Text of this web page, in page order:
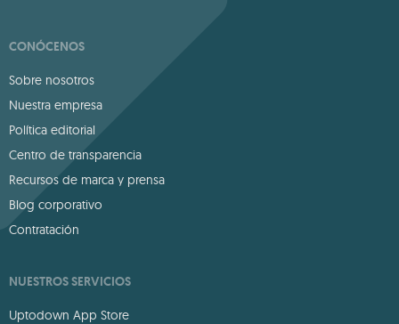
CONÓCENOS
Sobre nosotros
Nuestra empresa
Política editorial
Centro de transparencia
Recursos de marca y prensa
Blog corporativo
Contratación
NUESTROS SERVICIOS
Uptodown App Store